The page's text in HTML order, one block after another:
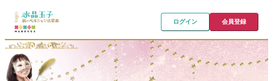
ログイン 会員登録